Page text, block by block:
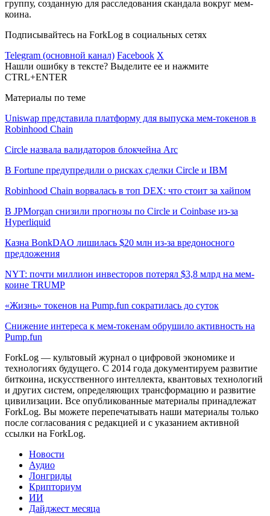
группу, созданную для расследования скандала вокруг мем-
коина.
Подписывайтесь на ForkLog в социальных сетях
Telegram (основной канал) Facebook X
Нашли ошибку в тексте? Выделите ее и нажмите
CTRL+ENTER
Материалы по теме
Uniswap представила платформу для выпуска мем-токенов в
Robinhood Chain
Circle назвала валидаторов блокчейна Arc
В Fortune предупредили о рисках сделки Circle и IBM
Robinhood Chain ворвалась в топ DEX: что стоит за хайпом
В JPMorgan снизили прогнозы по Circle и Coinbase из-за
Hyperliquid
Казна BonkDAO лишилась $20 млн из-за вредоносного
предложения
NYT: почти миллион инвесторов потерял $3,8 млрд на мем-
коине TRUMP
«Жизнь» токенов на Pump.fun сократилась до суток
Снижение интереса к мем-токенам обрушило активность на
Pump.fun
ForkLog — культовый журнал о цифровой экономике и
технологиях будущего. С 2014 года документируем развитие
биткоина, искусственного интеллекта, квантовых технологий
и других систем, определяющих трансформацию и развитие
цивилизации. Все опубликованные материалы принадлежат
ForkLog. Вы можете перепечатывать наши материалы только
после согласования с редакцией и с указанием активной
ссылки на ForkLog.
Новости
Аудио
Лонгриды
Крипториум
ИИ
Дайджест месяца